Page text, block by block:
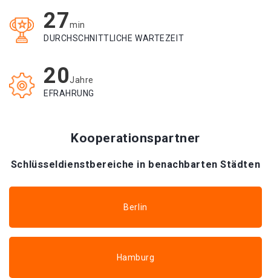
27min
DURCHSCHNITTLICHE WARTEZEIT
20Jahre
EFRAHRUNG
Kooperationspartner
Schlüsseldienstbereiche in benachbarten Städten
Berlin
Hamburg